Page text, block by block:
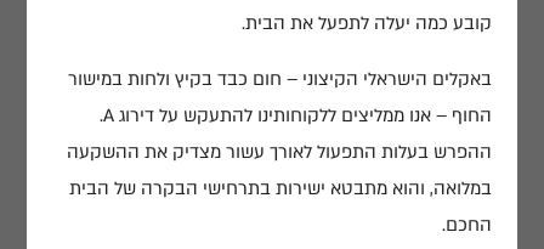
קובע כמה יעלה לתפעל את הבית.
באקלים הישראלי הקיצוני – חום כבד בקיץ ולחות במישור
החוף – אנו ממליצים ללקוחותינו להתעקש על דירוג A.
ההפרש בעלות התפעול לאורך עשור מצדיק את ההשקעה
במלואה, והוא מתבטא ישירות בתרחישי הבקרה של הבית
החכם.
פרטי יצירת קשר
גלגלי הפלדה 7, הרצליה פיתוח
053-3524653